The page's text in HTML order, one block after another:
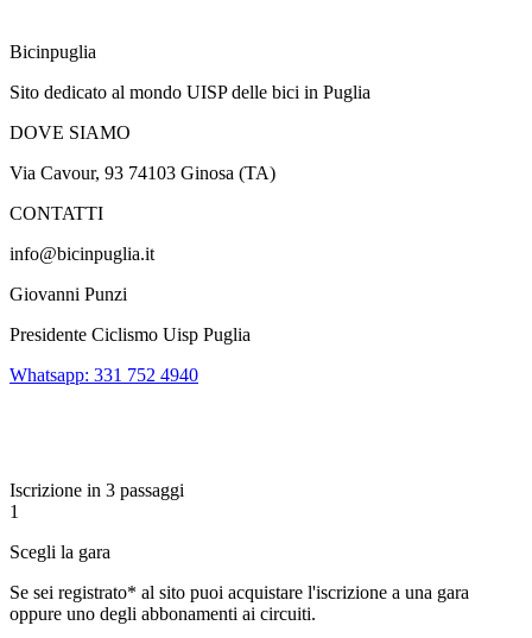
Bicinpuglia
Sito dedicato al mondo UISP delle bici in Puglia
DOVE SIAMO
Via Cavour, 93 74103 Ginosa (TA)
CONTATTI
info@bicinpuglia.it
Giovanni Punzi
Presidente Ciclismo Uisp Puglia
Whatsapp: 331 752 4940
Iscrizione in 3 passaggi
1
Scegli la gara
Se sei registrato* al sito puoi acquistare l'iscrizione a una gara
oppure uno degli abbonamenti ai circuiti.